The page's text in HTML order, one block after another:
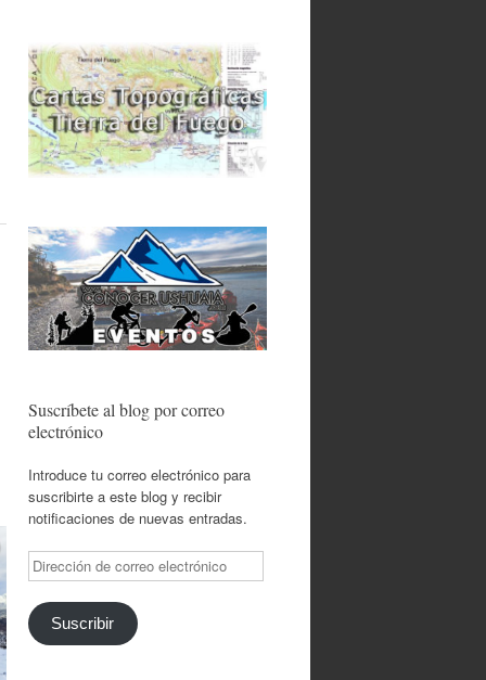
Suscríbete al blog por correo
electrónico
Introduce tu correo electrónico para
suscribirte a este blog y recibir
notificaciones de nuevas entradas.
Dirección
de
correo
electrónico
Suscribir